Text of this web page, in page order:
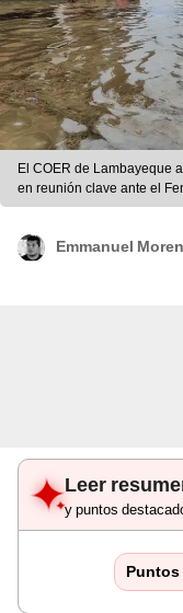
El COER de Lambayeque
en reunión clave ante el
Esto plantea riesgos en la
Emmanuel
Leer
y puntos